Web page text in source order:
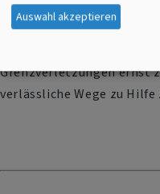
Kirchliche Räume sollen
wir uns dafür ein,
Grenzverletzungen ernst
verlässliche Wege zu Hilfe
Auswahl akzeptieren